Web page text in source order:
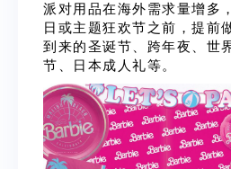
派对用品在海外需求量增多
日或主题狂欢节之前，提前
到来的圣诞节、跨年夜、世
节、日本成人礼等。